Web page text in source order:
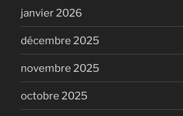
janvier 2026
décembre 2025
novembre 2025
octobre 2025